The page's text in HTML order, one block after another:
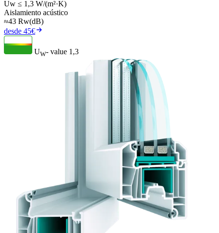
Uw ≤ 1,3 W/(m²·K)
Aislamiento acústico
≈43 Rw(dB)
desde 45€
UW- value 1,3